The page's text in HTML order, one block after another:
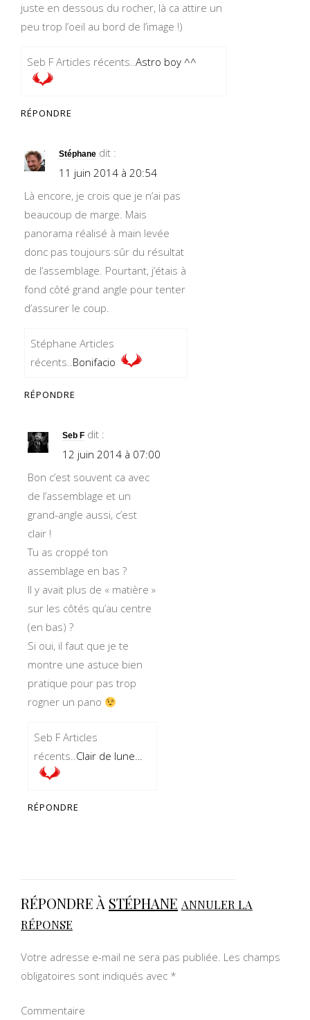
juste en dessous du rocher, là ca attire un
peu trop l’oeil au bord de l’image !)
Seb F Articles récents..Astro boy ^^
RÉPONDRE
Stéphane dit :
11 juin 2014 à 20:54
Là encore, je crois que je n’ai pas
beaucoup de marge. Mais
panorama réalisé à main levée
donc pas toujours sûr du résultat
de l’assemblage. Pourtant, j’étais à
fond côté grand angle pour tenter
d’assurer le coup.
Stéphane Articles
récents..Bonifacio
RÉPONDRE
Seb F dit :
12 juin 2014 à 07:00
Bon c’est souvent ca avec
de l’assemblage et un
grand-angle aussi, c’est
clair !
Tu as croppé ton
assemblage en bas ?
Il y avait plus de « matière »
sur les côtés qu’au centre
(en bas) ?
Si oui, il faut que je te
montre une astuce bien
pratique pour pas trop
rogner un pano
Seb F Articles
récents..Clair de lune…
RÉPONDRE
RÉPONDRE À STÉPHANE ANNULER LA
RÉPONSE
Votre adresse e-mail ne sera pas publiée. Les champs
obligatoires sont indiqués avec *
Commentaire